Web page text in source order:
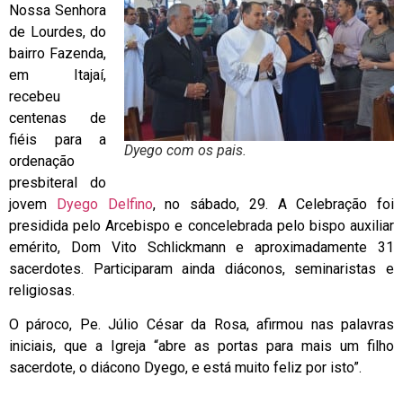
Dyego com os pais.
Nossa Senhora
de Lourdes, do
bairro Fazenda,
em Itajaí,
recebeu
centenas de
fiéis para a
ordenação
presbiteral do
jovem Dyego Delfino, no sábado, 29. A Celebração foi
presidida pelo Arcebispo e concelebrada pelo bispo auxiliar
emérito, Dom Vito Schlickmann e aproximadamente 31
sacerdotes. Participaram ainda diáconos, seminaristas e
religiosas.
O pároco, Pe. Júlio César da Rosa, afirmou nas palavras
iniciais, que a Igreja “abre as portas para mais um filho
sacerdote, o diácono Dyego, e está muito feliz por isto”.